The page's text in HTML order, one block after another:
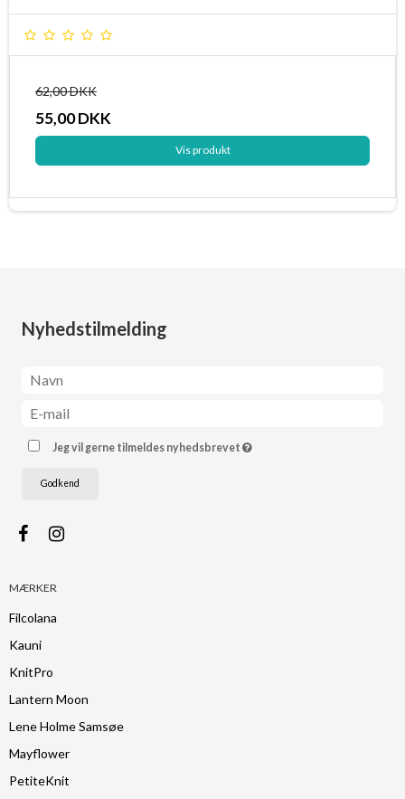
62,00 DKK
55,00 DKK
Vis produkt
Nyhedstilmelding
Jeg vil gerne tilmeldes nyhedsbrevet
Godkend
MÆRKER
Filcolana
Kauni
KnitPro
Lantern Moon
Lene Holme Samsøe
Mayflower
PetiteKnit